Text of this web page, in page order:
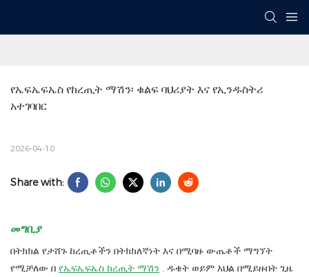
የኤፍኤፍኤስ የከረጢት ማሽን፡ ቁልፍ ባህሪያት እና የኢንዱስትሪ
አተገባበር
2026-04-10
Share with:
መግቢያ
በትክክል የታሸጉ ከረጢቶችን በትክክለኛነት እና በሚባዙ ውጤቶች ማግኘት
የሚቻለው በ የኤፍኤፍኤስ ከረጢት ማሽን . ዱቄት ወይም እህል በሚይዙበት ጊዜ